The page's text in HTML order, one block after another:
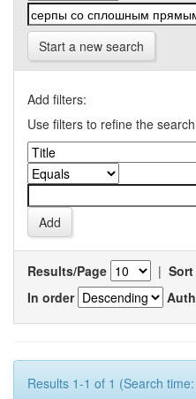
Start a new search
Add filters:
Use filters to refine the
Results/Page |
In order
Results 1-1 of 1 (Search